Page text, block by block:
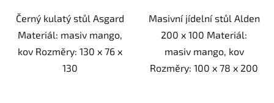
Černý kulatý stůl Asgard
Materiál: masiv mango,
kov Rozměry: 130 x 76 x
130
Masivní jídelní stůl Alden
200 x 100 Materiál:
masiv mango, kov
Rozměry: 100 x 78 x 200